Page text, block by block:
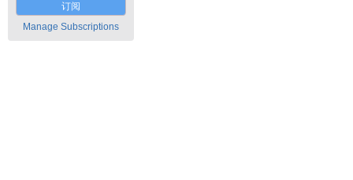
订阅
Manage Subscriptions